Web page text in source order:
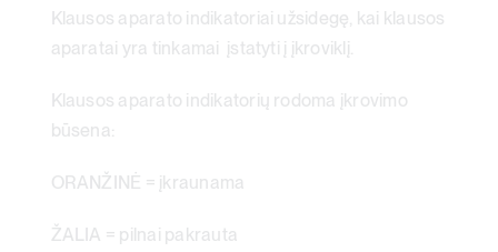
Klausos aparato indikatoriai užsidegę, kai klausos
aparatai yra tinkamai įstatyti į įkroviklį.
Klausos aparato indikatorių rodoma įkrovimo
būsena:
ORANŽINĖ = įkraunama
ŽALIA = pilnai pakrauta